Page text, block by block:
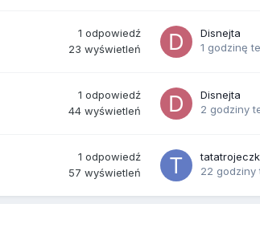
1 odpowiedź
23 wyświetleń
Disnejta
1 godzinę
1 odpowiedź
44 wyświetleń
Disnejta
2 godziny
1 odpowiedź
57 wyświetleń
22 godziny